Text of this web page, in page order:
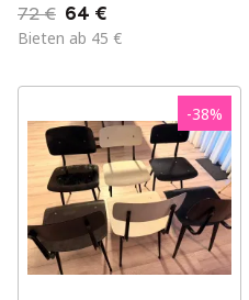
72 € 64 €
Bieten ab 45 €
-38%